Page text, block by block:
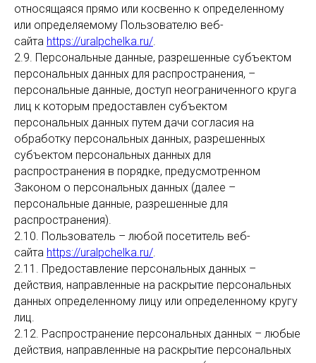
относящаяся прямо или косвенно к определенному
или определяемому Пользователю веб-
сайта https://uralpchelka.ru/.
2.9. Персональные данные, разрешенные субъектом
персональных данных для распространения, –
персональные данные, доступ неограниченного круга
лиц к которым предоставлен субъектом
персональных данных путем дачи согласия на
обработку персональных данных, разрешенных
субъектом персональных данных для
распространения в порядке, предусмотренном
Законом о персональных данных (далее –
персональные данные, разрешенные для
распространения).
2.10. Пользователь – любой посетитель веб-
сайта https://uralpchelka.ru/.
2.11. Предоставление персональных данных –
действия, направленные на раскрытие персональных
данных определенному лицу или определенному кругу
лиц.
2.12. Распространение персональных данных – любые
действия, направленные на раскрытие персональных